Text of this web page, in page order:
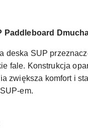
Paddleboard
deska SUP
fale. Konstrukcja
zwiększa komfort i
em.